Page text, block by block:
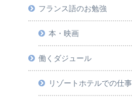
フランス語のお勉強
本・映画
働くダジュール
リゾートホテルでの仕事